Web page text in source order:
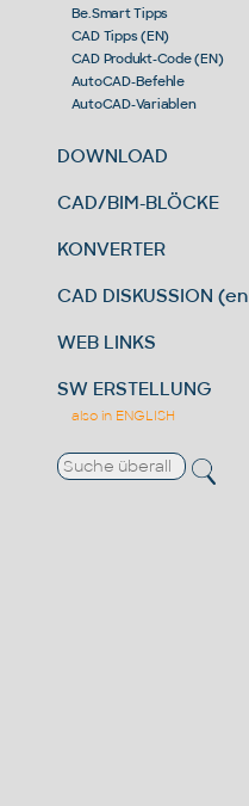
Be.Smart Tipps
CAD Tipps (EN)
CAD Produkt-Code (EN)
AutoCAD-Befehle
AutoCAD-Variablen
DOWNLOAD
CAD/BIM-BLÖCKE
KONVERTER
CAD DISKUSSION (en)
WEB LINKS
SW ERSTELLUNG
also in ENGLISH